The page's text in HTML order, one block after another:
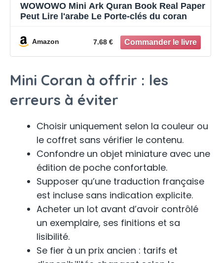
WOWOWO Mini Ark Quran Book Real Paper
Peut Lire l'arabe Le Porte-clés du coran
Amazon 7.68 €
Mini Coran à offrir : les
erreurs à éviter
Choisir uniquement selon la couleur ou
le coffret sans vérifier le contenu.
Confondre un objet miniature avec une
édition de poche confortable.
Supposer qu’une traduction française
est incluse sans indication explicite.
Acheter un lot avant d’avoir contrôlé
un exemplaire, ses finitions et sa
lisibilité.
Se fier à un prix ancien : tarifs et